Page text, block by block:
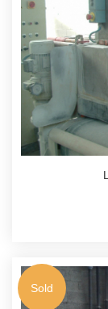
Sold